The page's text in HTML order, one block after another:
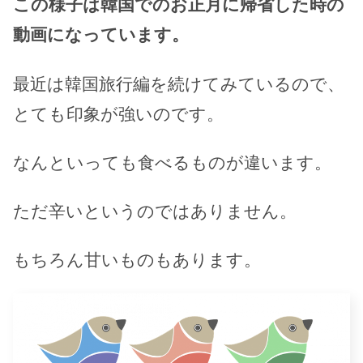
この様子は韓国でのお正月に帰省した時の
動画になっています。
最近は韓国旅行編を続けてみているので、
とても印象が強いのです。
なんといっても食べるものが違います。
ただ辛いというのではありません。
もちろん甘いものもあります。